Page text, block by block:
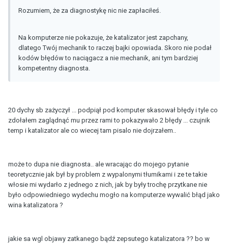
Rozumiem, że za diagnostykę nic nie zapłaciłeś.
Na komputerze nie pokazuje, że katalizator jest zapchany,
dlatego Twój mechanik to raczej bajki opowiada. Skoro nie podał
kodów błędów to naciągacz a nie mechanik, ani tym bardziej
kompetentny diagnosta.
20 dychy sb zażyczył ... podpiął pod komputer skasował błędy i tyle co
zdołałem zaglądnąć mu przez rami to pokazywało 2 błędy ... czujnik
temp i katalizator ale co wiecej tam pisalo nie dojrzałem..
może to dupa nie diagnosta.. ale wracając do mojego pytanie
teoretycznie jak był by problem z wypalonymi tłumikami i ze te takie
włosie mi wydarło z jednego z nich, jak by były trochę przytkane nie
było odpowiedniego wydechu mogło na komputerze wywalić błąd jako
wina katalizatora ?
jakie sa wgl objawy zatkanego bądź zepsutego katalizatora ?? bo w